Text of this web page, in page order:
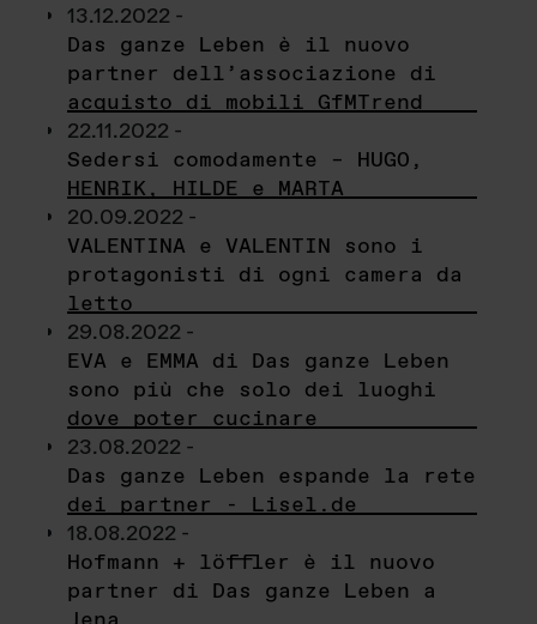
13.12.2022 -
Das ganze Leben è il nuovo
partner dell’associazione di
acquisto di mobili GfMTrend
22.11.2022 -
Sedersi comodamente – HUGO,
HENRIK, HILDE e MARTA
20.09.2022 -
VALENTINA e VALENTIN sono i
protagonisti di ogni camera da
letto
29.08.2022 -
EVA e EMMA di Das ganze Leben
sono più che solo dei luoghi
dove poter cucinare
23.08.2022 -
Das ganze Leben espande la rete
dei partner - Lisel.de
18.08.2022 -
Hofmann + löffler è il nuovo
partner di Das ganze Leben a